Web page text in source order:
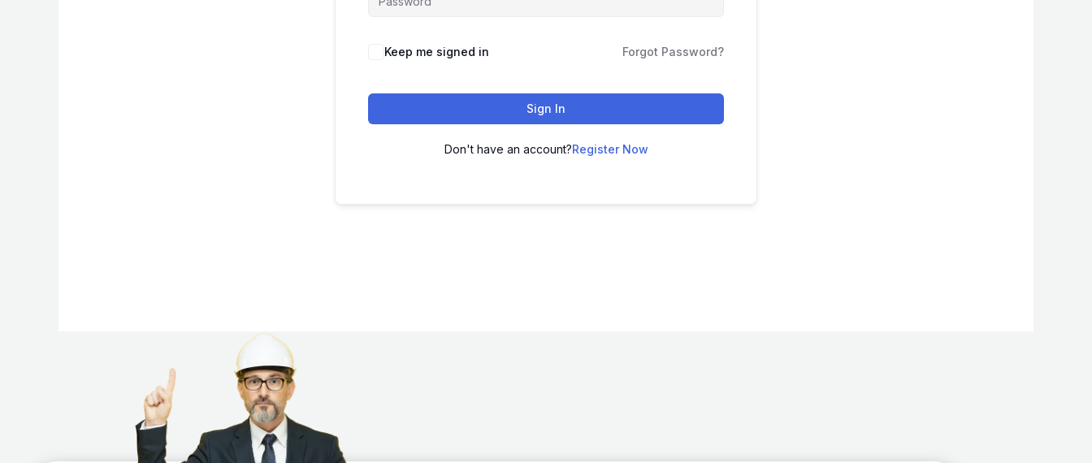
Keep me signed in Forgot Password?
Sign In
Don't have an account?Register Now